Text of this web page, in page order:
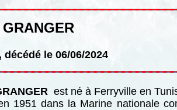
décédé le 06/06/2024
est né à Ferryville en
1951 dans la Marine nationale